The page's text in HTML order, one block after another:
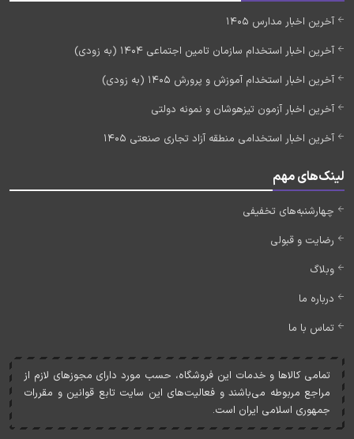
آخرین اخبار مدارس 1405
آخرین اخبار استخدام سازمان تامین اجتماعی 1404 (به زودی)
آخرین اخبار استخدام آموزش و پرورش 1405 (به زودی)
آخرین اخبار آزمون تیزهوشان و نمونه دولتی
آخرین اخبار استخدامی منطقه آزاد تجاری صنعتی 1405
لینک‌های مهم
چهارشنبه‌های تخفیفی
رضایت و قبولی
وبلاگ
درباره ما
تماس با ما
تمامی کالاها و خدمات اين فروشگاه، حسب مورد دارای مجوزهای لازم از
مراجع مربوطه می‌باشند و فعاليت‌های اين سايت تابع قوانين و مقررات
جمهوری اسلامی ايران است.